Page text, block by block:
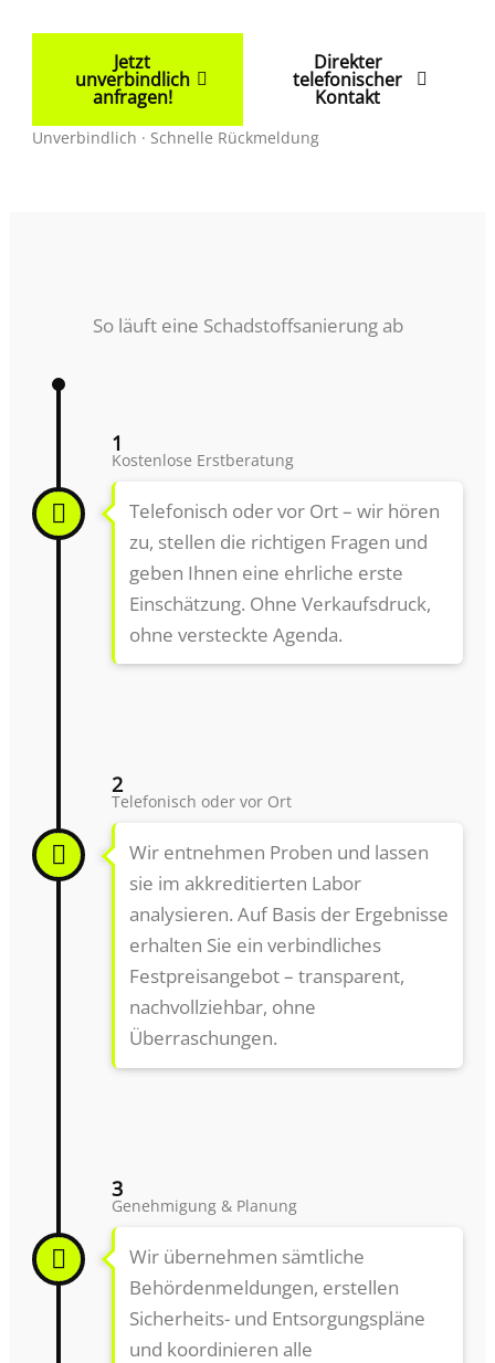
Jetzt
unverbindlich
anfragen!
Direkter
telefonischer
Kontakt
Unverbindlich · Schnelle Rückmeldung
So läuft eine Schadstoffsanierung ab
1
Kostenlose Erstberatung
Telefonisch oder vor Ort – wir hören
zu, stellen die richtigen Fragen und
geben Ihnen eine ehrliche erste
Einschätzung. Ohne Verkaufsdruck,
ohne versteckte Agenda.
2
Telefonisch oder vor Ort
Wir entnehmen Proben und lassen
sie im akkreditierten Labor
analysieren. Auf Basis der Ergebnisse
erhalten Sie ein verbindliches
Festpreisangebot – transparent,
nachvollziehbar, ohne
Überraschungen.
3
Genehmigung & Planung
Wir übernehmen sämtliche
Behördenmeldungen, erstellen
Sicherheits- und Entsorgungspläne
und koordinieren alle